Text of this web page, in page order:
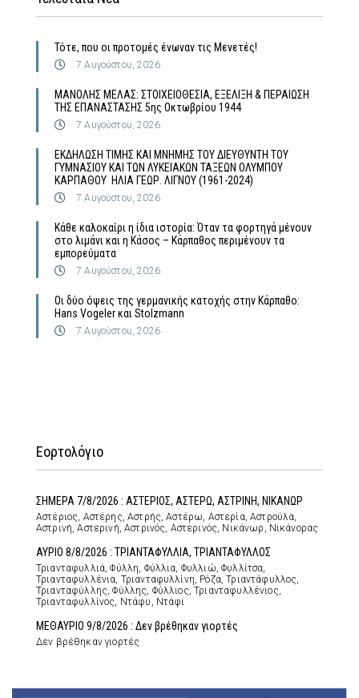
Τότε, που οι προτομές ένωναν τις Μενετές!
7 Αυγούστου, 2026
MΑΝΟΛΗΣ ΜΕΛΑΣ: ΣΤΟΙΧΕΙΟΘΕΣΙΑ, ΕΞΕΛΙΞΗ & ΠΕΡΑΙΩΣΗ
ΤΗΣ ΕΠΑΝΑΣΤΑΣΗΣ 5ης Οκτωβρίου 1944
7 Αυγούστου, 2026
ΕΚΔΗΛΩΣΗ ΤΙΜΗΣ ΚΑΙ ΜΝΗΜΗΣ ΤΟΥ ΔΙΕΥΘΥΝΤΗ ΤΟΥ
ΓΥΜΝΑΣΙΟΥ ΚΑΙ ΤΩΝ ΛΥΚΕΙΑΚΩΝ ΤΑΞΕΩΝ ΟΛΥΜΠΟΥ
ΚΑΡΠΑΘΟΥ ΗΛΙΑ ΓΕΩΡ. ΛΙΓΝΟΥ (1961-2024)
7 Αυγούστου, 2026
Κάθε καλοκαίρι η ίδια ιστορία: Όταν τα φορτηγά μένουν
στο λιμάνι και η Κάσος – Κάρπαθος περιμένουν τα
εμπορεύματα
7 Αυγούστου, 2026
Οι δύο όψεις της γερμανικής κατοχής στην Κάρπαθο:
Hans Vogeler και Stolzmann
7 Αυγούστου, 2026
Εορτολόγιο
ΣΗΜΕΡΑ 7/8/2026 : ΑΣΤΕΡΙΟΣ, ΑΣΤΕΡΩ, ΑΣΤΡΙΝΗ, ΝΙΚΑΝΩΡ
Αστέριος, Αστέρης, Αστρής, Αστέρω, Αστερία, Αστρούλα,
Αστρινή, Αστερινή, Αστρινός, Αστερινός, Νικάνωρ, Νικάνορας
ΑΥΡΙΟ 8/8/2026 : ΤΡΙΑΝΤΑΦΥΛΛΙΑ, ΤΡΙΑΝΤΑΦΥΛΛΟΣ
Τριανταφυλλιά, Φύλλη, Φύλλια, Φυλλιώ, Φυλλίτσα,
Τριανταφυλλένια, Τριανταφυλλίνη, Ρόζα, Τριαντάφυλλος,
Τριανταφύλλης, Φύλλης, Φύλλιος, Τριανταφυλλένιος,
Τριανταφυλλίνος, Ντάφυ, Ντάφι
ΜΕΘΑΥΡΙΟ 9/8/2026 : Δεν βρέθηκαν γιορτές
Δεν βρέθηκαν γιορτές